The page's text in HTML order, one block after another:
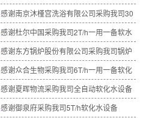
感谢南京沐槿宫洗浴有限公司采购我司30
感谢杜尔中国采购我司2T/h一用一备软水
感谢东方锅炉股份有限公司采购我司锅炉
感谢众合生物采购我司6T/h一用一备软化
感谢夏晖物流采购我司全自动软化水设备
感谢御泉府采购我司5T/h软化水设备